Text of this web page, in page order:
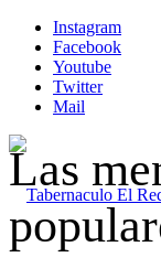
Instagram
Facebook
Youtube
Twitter
Mail
Las